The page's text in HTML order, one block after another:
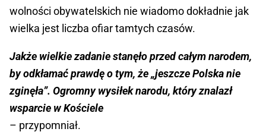
wolności obywatelskich nie wiadomo dokładnie jak
wielka jest liczba ofiar tamtych czasów.
Jakże wielkie zadanie stanęło przed całym narodem,
by odkłamać prawdę o tym, że „jeszcze Polska nie
zginęła”. Ogromny wysiłek narodu, który znalazł
wsparcie w Kościele
– przypomniał.